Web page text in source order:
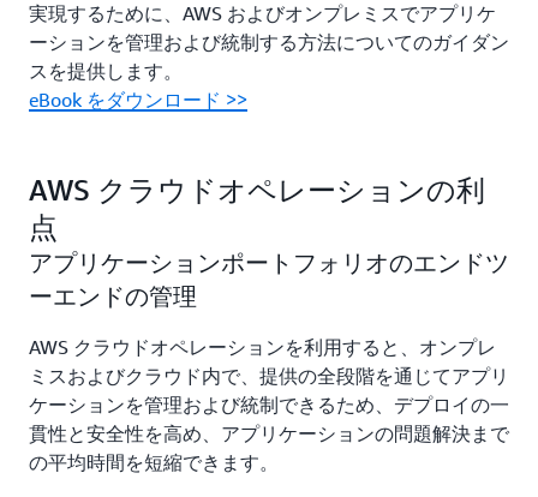
実現するために、AWS およびオンプレミスでアプリケ
ーションを管理および統制する方法についてのガイダン
スを提供します。
eBook をダウンロード >>
AWS クラウドオペレーションの利
点
アプリケーションポートフォリオのエンドツ
ーエンドの管理
AWS クラウドオペレーションを利用すると、オンプレ
ミスおよびクラウド内で、提供の全段階を通じてアプリ
ケーションを管理および統制できるため、デプロイの一
貫性と安全性を高め、アプリケーションの問題解決まで
の平均時間を短縮できます。